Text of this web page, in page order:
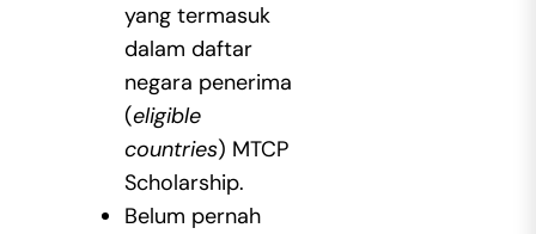
yang termasuk
dalam daftar
negara penerima
(eligible
countries) MTCP
Scholarship.
Belum pernah